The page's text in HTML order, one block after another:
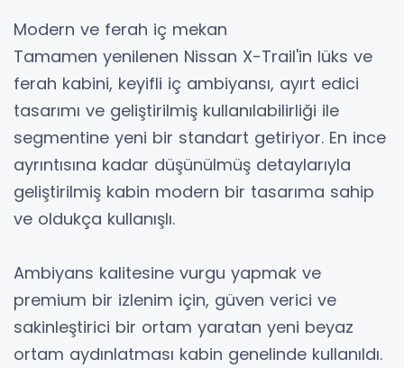
Modern ve ferah iç mekan
Tamamen yenilenen Nissan X-Trail'in lüks ve
ferah kabini, keyifli iç ambiyansı, ayırt edici
tasarımı ve geliştirilmiş kullanılabilirliği ile
segmentine yeni bir standart getiriyor. En ince
ayrıntısına kadar düşünülmüş detaylarıyla
geliştirilmiş kabin modern bir tasarıma sahip
ve oldukça kullanışlı.
Ambiyans kalitesine vurgu yapmak ve
premium bir izlenim için, güven verici ve
sakinleştirici bir ortam yaratan yeni beyaz
ortam aydınlatması kabin genelinde kullanıldı.